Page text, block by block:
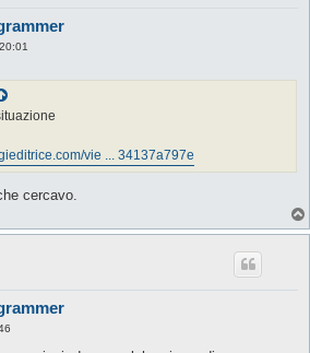
vie ... 34137a797e
cercavo.